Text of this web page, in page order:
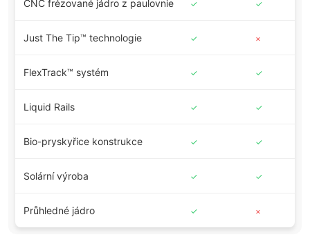
CNC frézované jádro z paulovnie ✓ ✓
Just The Tip™ technologie ✓ ×
FlexTrack™ systém ✓ ✓
Liquid Rails ✓ ✓
Bio-pryskyřice konstrukce ✓ ✓
Solární výroba ✓ ✓
Průhledné jádro ✓ ×